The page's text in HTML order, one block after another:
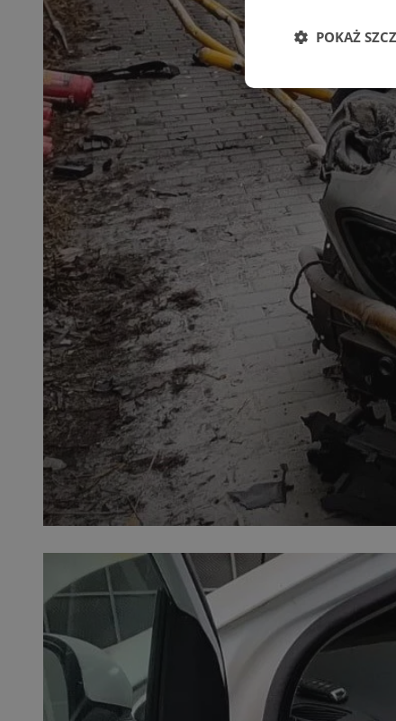
POKAŻ
Niezbędne
Niezbędne pliki
zarządzanie
Nazwa
SessID
QeSessID
MvSessID
__cf_bm
__cf_bm